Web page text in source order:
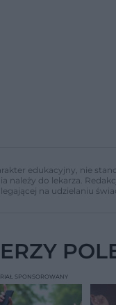
edukacyjny, nie
należy do lekarza.
na udzielaniu
SPONSOROWANY